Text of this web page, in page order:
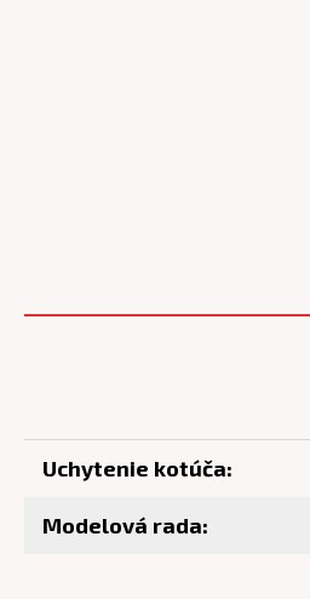
Uchytenie kotúča:
Modelová rada: